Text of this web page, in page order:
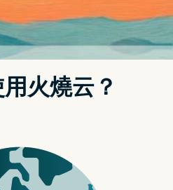
zhu nin gao xiao guan li
我们的服务
信赖